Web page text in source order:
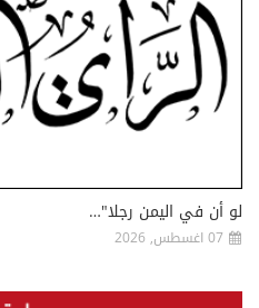
لو أن في اليمن رجلا"…
07 اغسطس, 2026